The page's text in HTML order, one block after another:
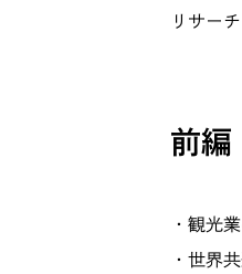
リサー
前編
・観光
・世界